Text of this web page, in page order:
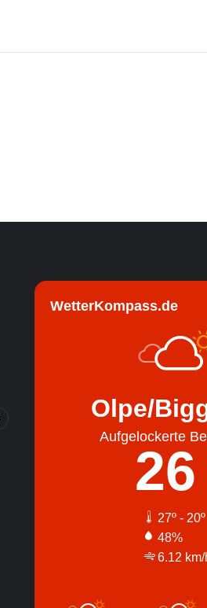
WetterKompass.de
Olpe/
Aufgelockerte
26
27º - 20º
48%
6.12 km/